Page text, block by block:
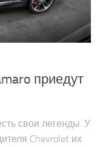
приедут
свои легенды. У
Chevrolet их